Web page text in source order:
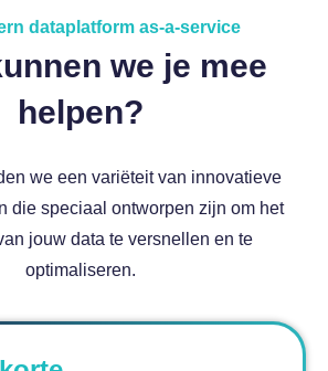
dataplatform as-a-service
we je mee
helpen?
we een variëteit van innovatieve
die speciaal ontworpen zijn om het
jouw data te versnellen en te
optimaliseren.